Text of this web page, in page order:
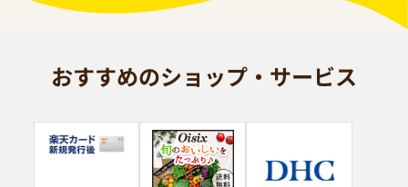
おすすめのショップ・サービス